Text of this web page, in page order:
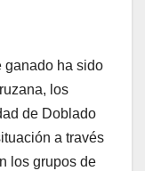
ganado ha sido
los
de Doblado
a través
los grupos de